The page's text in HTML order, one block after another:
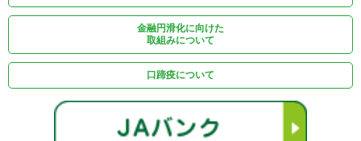
金融円滑化に向けた
取組みについて
口蹄疫について